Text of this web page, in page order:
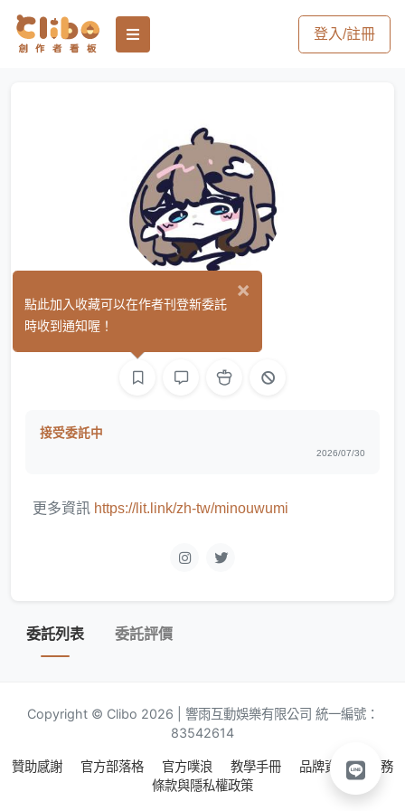
登入/註冊
ミノ (0)
接受委託中
2026/07/30
更多資訊 https://lit.link/zh-tw/minouwumi
委託列表 委託評價
Copyright © Clibo 2026 | 響雨互動娛樂有限公司 統一編號：
83542614
贊助感謝 官方部落格 官方噗浪 教學手冊 品牌資源
服務
條款與隱私權政策
×
點此加入收藏可以在作者刊登新委託
時收到通知喔！